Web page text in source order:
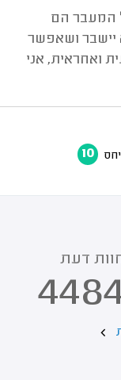
המעבר הם
יישבר ושאפשר
ואחראית, אני
יחס 10
דעת